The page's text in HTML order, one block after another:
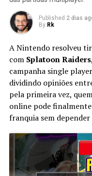
LEGO SONIC
Mais sobre Sonic.exe
O jogo SOnic Dark
complicado, Sonic e
eggman, mas em uma
consiga fugir, sonic e
encurralam eggman,
duros ferimentos em
raiva, e isto trouxe o
momento, exceler
uma aliança com
porem isso acaba
Sonic.exe novamente
Published 2 dias
By Rk
A Nintendo resolveu
com Splatoon Raiders
campanha single
dividindo opiniões
pela primeira vez,
online pode
franquia sem